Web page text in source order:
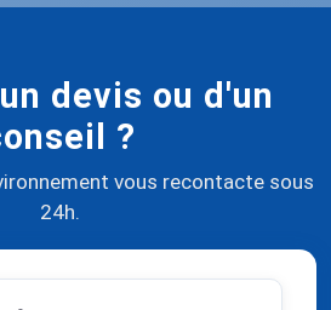
devis ou d'un
?
vous recontacte sous
24h.